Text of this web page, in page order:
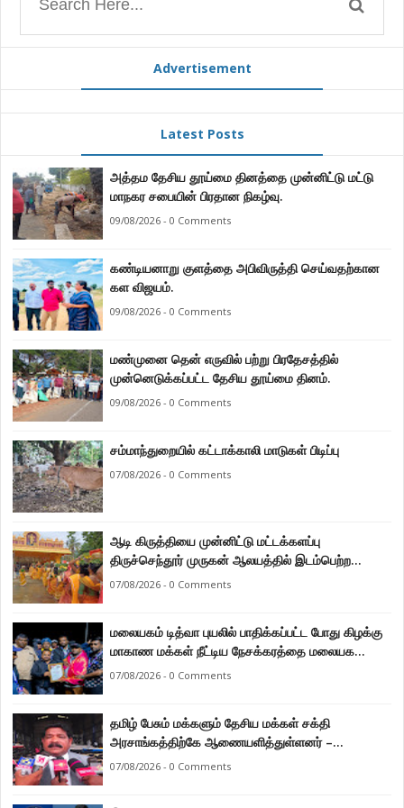
Advertisement
Latest Posts
அத்தம தேசிய தூய்மை தினத்தை முன்னிட்டு மட்டு
மாநகர சபையின் பிரதான நிகழ்வு.
09/08/2026 - 0 Comments
கண்டியனாறு குளத்தை அபிவிருத்தி செய்வதற்கான
கள விஜயம்.
09/08/2026 - 0 Comments
மண்முனை தென் எருவில் பற்று பிரதேசத்தில்
முன்னெடுக்கப்பட்ட தேசிய தூய்மை தினம்.
09/08/2026 - 0 Comments
சம்மாந்துறையில் கட்டாக்காலி மாடுகள் பிடிப்பு
07/08/2026 - 0 Comments
ஆடி கிருத்தியை முன்னிட்டு மட்டக்களப்பு
திருச்செந்தூர் முருகன் ஆலயத்தில் இடம்பெற்ற
பால்குட பவனி 1008 சங்கா ஆபிஷேக நிகழ்வு.
07/08/2026 - 0 Comments
மலையகம் டித்வா புயலில் பாதிக்கப்பட்ட போது கிழக்கு
மாகாண மக்கள் நீட்டிய நேசக்கரத்தை மலையக
மக்கள் ஒருபோதும் மறக்கமாட்டார்கள் : நுவரெலியா
07/08/2026 - 0 Comments
தமிழ் பேசும் மக்களும் தேசிய மக்கள் சக்தி
அரசாங்கத்திற்கே ஆணையளித்துள்ளனர் –
கடற்றொழில் அமைச்சர் இராமலிங்கம் சந்திரசேகர்
07/08/2026 - 0 Comments